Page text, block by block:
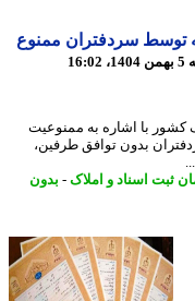
سردفتران ممنوع
با اشاره به ممنوعیت
بدون توافق طرفین،
اسناد و املاک-بدون